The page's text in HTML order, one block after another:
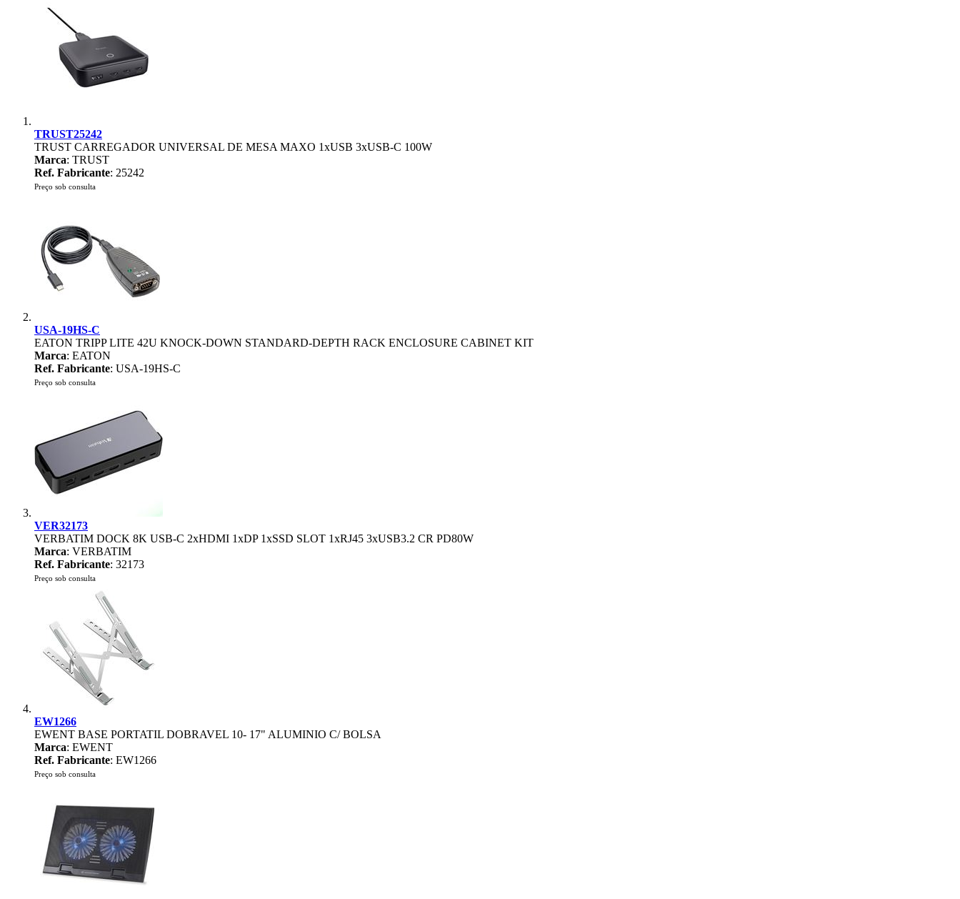
TRUST25242
TRUST CARREGADOR UNIVERSAL DE MESA MAXO 1xUSB 3xUSB-C 100W
Marca: TRUST
Ref. Fabricante: 25242
Preço sob consulta
USA-19HS-C
EATON TRIPP LITE 42U KNOCK-DOWN STANDARD-DEPTH RACK ENCLOSURE CABINET KIT
Marca: EATON
Ref. Fabricante: USA-19HS-C
Preço sob consulta
VER32173
VERBATIM DOCK 8K USB-C 2xHDMI 1xDP 1xSSD SLOT 1xRJ45 3xUSB3.2 CR PD80W
Marca: VERBATIM
Ref. Fabricante: 32173
Preço sob consulta
EW1266
EWENT BASE PORTATIL DOBRAVEL 10- 17" ALUMINIO C/ BOLSA
Marca: EWENT
Ref. Fabricante: EW1266
Preço sob consulta